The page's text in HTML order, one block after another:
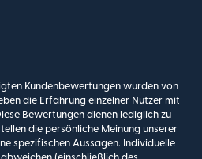
Kundenbewertungen wurden von
die Erfahrung einzelner Nutzer mit
Bewertungen dienen lediglich zu
die persönliche Meinung unserer
spezifischen Aussagen. Individuelle
abweichen (einschließlich des